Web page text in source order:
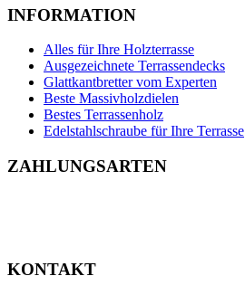
INFORMATION
Alles für Ihre Holzterrasse
Ausgezeichnete Terrassendecks
Glattkantbretter vom Experten
Beste Massivholzdielen
Bestes Terrassenholz
Edelstahlschraube für Ihre Terrasse
ZAHLUNGSARTEN
KONTAKT